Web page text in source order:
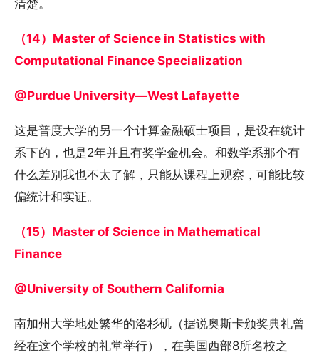
清楚。
（14）Master of Science in Statistics with
Computational Finance Specialization
@Purdue University—West Lafayette
这是普度大学的另一个计算金融硕士项目，是设在统计
系下的，也是2年并且有奖学金机会。和数学系那个有
什么差别我也不太了解，只能从课程上观察，可能比较
偏统计和实证。
（15）Master of Science in Mathematical
Finance
@University of Southern California
南加州大学地处繁华的洛杉矶（据说奥斯卡颁奖典礼曾
经在这个学校的礼堂举行），在美国西部8所名校之